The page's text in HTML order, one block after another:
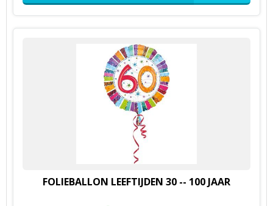
FOLIEBALLON LEEFTIJDEN 30 -- 100 JAAR